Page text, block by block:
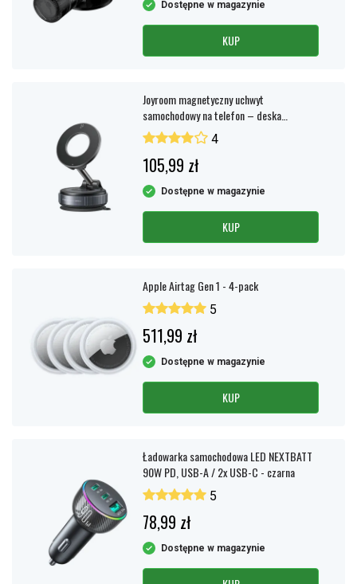
Dostępne w magazynie
KUP
Joyroom magnetyczny uchwyt
samochodowy na telefon – deska
rozdzielcza/kratka wentylacyjna – czarny
4
105,99 zł
Dostępne w magazynie
KUP
Apple Airtag Gen 1 - 4-pack
5
511,99 zł
Dostępne w magazynie
KUP
Ładowarka samochodowa LED NEXTBATT
90W PD, USB-A / 2x USB-C - czarna
5
78,99 zł
Dostępne w magazynie